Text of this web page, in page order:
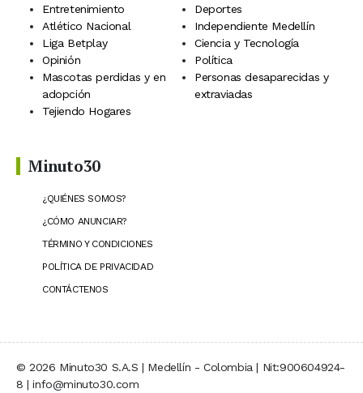
Entretenimiento
Deportes
Atlético Nacional
Independiente Medellín
Liga Betplay
Ciencia y Tecnología
Opinión
Política
Mascotas perdidas y en
adopción
Personas desaparecidas y
extraviadas
Tejiendo Hogares
Minuto30
¿QUIÉNES SOMOS?
¿CÓMO ANUNCIAR?
TÉRMINO Y CONDICIONES
POLÍTICA DE PRIVACIDAD
CONTÁCTENOS
© 2026 Minuto30 S.A.S | Medellín - Colombia | Nit:900604924-
8 | info@minuto30.com